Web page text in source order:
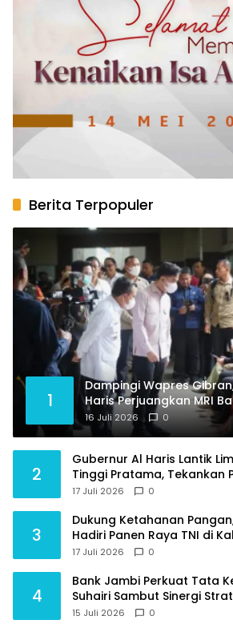
Berita Terpopuler
1
Dampingi Wapres
Haris Perjuangkan MRI
Tambahan Dokter
Raden Mattaher
16 Juli 2026 0
2
Gubernur Al Haris Lantik
Tinggi Pratama, Tekankan
dan Integritas
17 Juli 2026 0
3
Dukung Ketahanan
Hadiri Panen Raya TNI di
Tanjungjabung Timur
17 Juli 2026 0
4
Bank Jambi Perkuat Tata
Suhairi Sambut Sinergi
Jambi
15 Juli 2026 0